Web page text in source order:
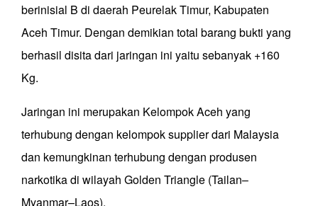
berinisial B di daerah Peurelak Timur, Kabupaten
Aceh Timur. Dengan demikian total barang bukti yang
berhasil disita dari jaringan ini yaitu sebanyak +160
Kg.
Jaringan ini merupakan Kelompok Aceh yang
terhubung dengan kelompok supplier dari Malaysia
dan kemungkinan terhubung dengan produsen
narkotika di wilayah Golden Triangle (Tailan–
Myanmar–Laos).